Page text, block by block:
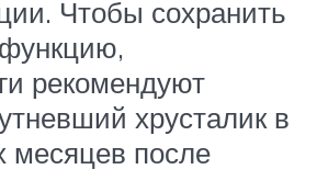
Чтобы сохранить
рекомендуют
хрусталик в
месяцев после